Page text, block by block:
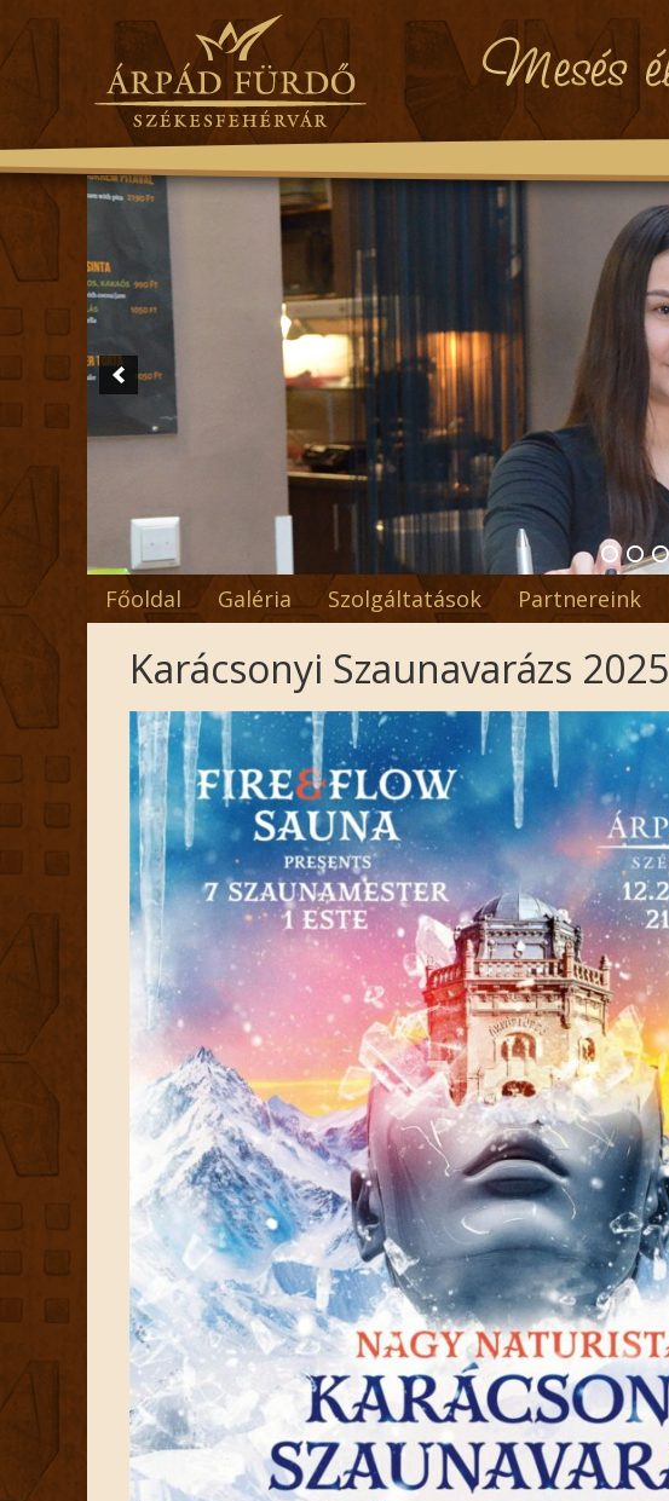
Főoldal Galéria Szolgáltatások Partnereink
Karácsonyi Szaunavarázs 2025